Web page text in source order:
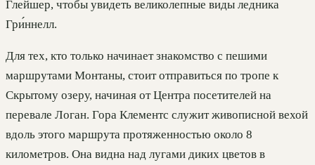
Глейшер, чтобы увидеть великолепные виды ледника
Гри́ннелл.
Для тех, кто только начинает знакомство с пешими
маршрутами Монтаны, стоит отправиться по тропе к
Скрытому озеру, начиная от Центра посетителей на
перевале Логан. Гора Клементс служит живописной вехой
вдоль этого маршрута протяженностью около 8
километров. Она видна над лугами диких цветов в